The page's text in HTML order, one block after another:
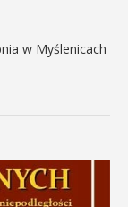
w Myślenicach